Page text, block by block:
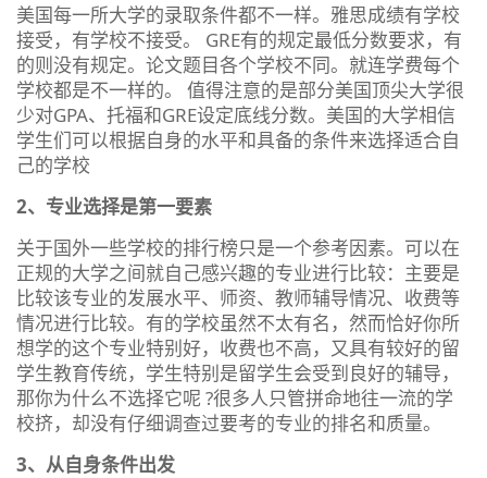
美国每一所大学的录取条件都不一样。雅思成绩有学校
接受，有学校不接受。 GRE有的规定最低分数要求，有
的则没有规定。论文题目各个学校不同。就连学费每个
学校都是不一样的。 值得注意的是部分美国顶尖大学很
少对GPA、托福和GRE设定底线分数。美国的大学相信
学生们可以根据自身的水平和具备的条件来选择适合自
己的学校
2、专业选择是第一要素
关于国外一些学校的排行榜只是一个参考因素。可以在
正规的大学之间就自己感兴趣的专业进行比较：主要是
比较该专业的发展水平、师资、教师辅导情况、收费等
情况进行比较。有的学校虽然不太有名，然而恰好你所
想学的这个专业特别好，收费也不高，又具有较好的留
学生教育传统，学生特别是留学生会受到良好的辅导，
那你为什么不选择它呢 ?很多人只管拼命地往一流的学
校挤，却没有仔细调查过要考的专业的排名和质量。
3、从自身条件出发